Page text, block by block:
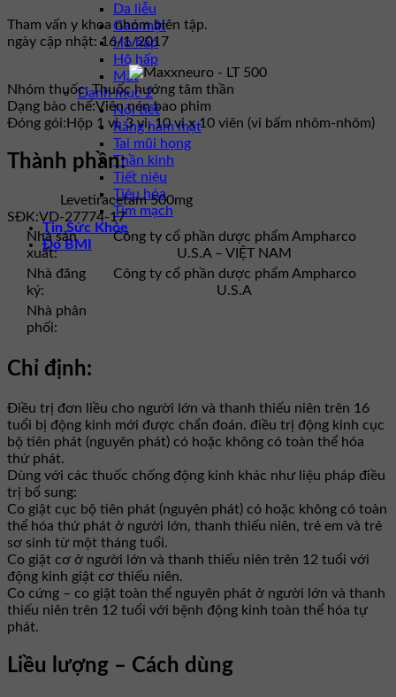
Da liễu
Gan mật
Hô hấp
Hô hấp
Mắt
Danh mục 2
Nội tiết
Răng hàm mặt
Tai mũi họng
Thần kinh
Tiết niệu
Tiêu hóa
Tim mạch
Tin Sức Khỏe
Đo BMI
Tham vấn y khoa nhóm biên tập.
ngày cập nhật: 16/1/2017
Nhóm thuốc:Thuốc hướng tâm thần
Dạng bào chế:Viên nén bao phim
Đóng gói: Hộp 1 vỉ, 3 vỉ, 10 vỉ x 10 viên (vỉ bấm nhôm-nhôm)
Thành phần:
Levetiracetam 500mg
SĐK:VD-27774-17
Nhà sản
xuất:
Công ty cổ phần dược phẩm Ampharco
U.S.A – VIỆT NAM
Nhà đăng
ký:
Công ty cổ phần dược phẩm Ampharco
U.S.A
Nhà phân
phối:
Chỉ định:
Điều trị đơn liều cho người lớn và thanh thiếu niên trên 16
tuổi bị động kinh mới được chẩn đoán. điều trị động kinh cục
bộ tiên phát (nguyên phát) có hoặc không có toàn thể hóa
thứ phát.
Dùng với các thuốc chống động kinh khác như liệu pháp điều
trị bổ sung:
Co giật cục bộ tiên phát (nguyên phát) có hoặc không có toàn
thể hóa thứ phát ở người lớn, thanh thiếu niên, trẻ em và trẻ
sơ sinh từ một tháng tuổi.
Co giật cơ ở người lớn và thanh thiếu niên trên 12 tuổi với
động kinh giật cơ thiếu niên.
Co cứng – co giật toàn thể nguyên phát ở người lớn và thanh
thiếu niên trên 12 tuổi với bệnh động kinh toàn thể hóa tự
phát.
Liều lượng – Cách dùng